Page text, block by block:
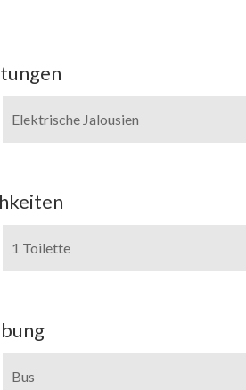
Elektrische Jalousien
1 Toilette
Bus